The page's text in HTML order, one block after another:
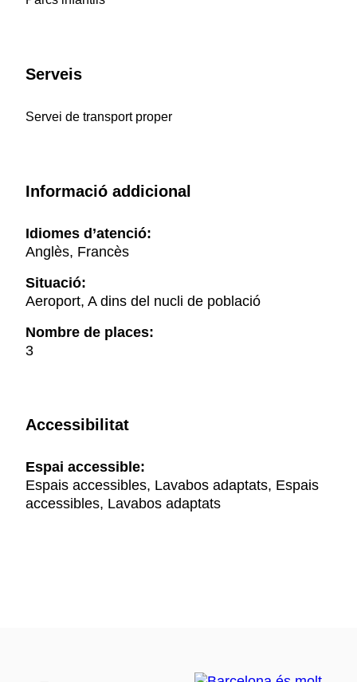
Serveis
Servei de transport proper
Informació addicional
Idiomes d’atenció:
Anglès, Francès
Situació:
Aeroport, A dins del nucli de població
Nombre de places:
3
Accessibilitat
Espai accessible:
Espais accessibles, Lavabos adaptats, Espais
accessibles, Lavabos adaptats